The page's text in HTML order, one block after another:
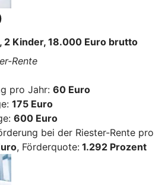
2 Kinder, 18.000 Euro brutto
Rente
pro Jahr: 60 Euro
175 Euro
600 Euro
bei der Riester-Rente pro
, Förderquote: 1.292 Prozent